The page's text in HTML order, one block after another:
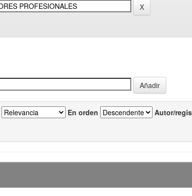
En orden Autor/